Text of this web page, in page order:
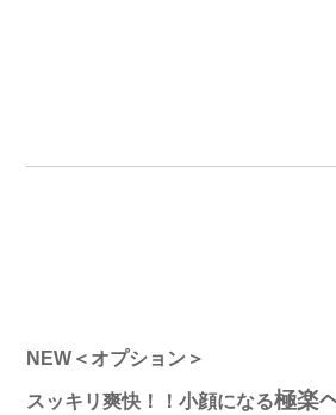
NEW＜オプション＞
スッキリ爽快！！ 小顔になる極楽